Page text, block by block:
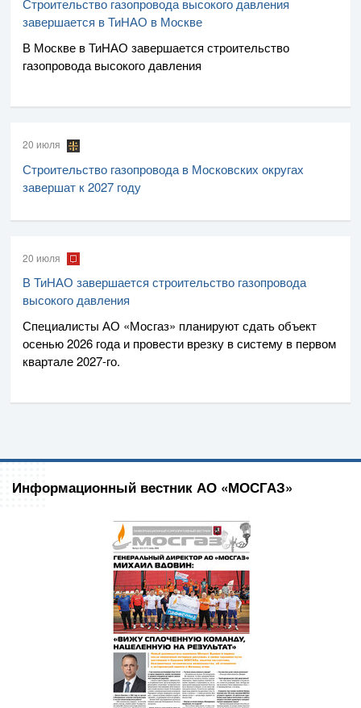
Строительство газопровода высокого давления
завершается в ТиНАО в Москве
В Москве в ТиНАО завершается строительство
газопровода высокого давления
20 июля
Строительство газопровода в Московских округах
завершат к 2027 году
20 июля
В ТиНАО завершается строительство газопровода
высокого давления
Специалисты АО «Мосгаз» планируют сдать объект
осенью 2026 года и провести врезку в систему в первом
квартале2027-го.
Информационный вестник АО «МОСГАЗ»